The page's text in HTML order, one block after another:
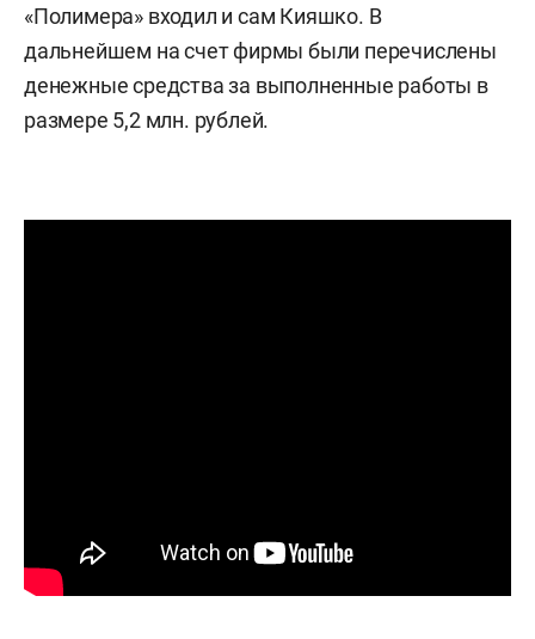
«Полимера» входил и сам Кияшко. В
дальнейшем на счет фирмы были перечислены
денежные средства за выполненные работы в
размере 5,2 млн. рублей.